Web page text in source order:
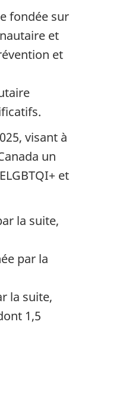
fondée sur
et
et
visant à
un
et
la suite,
par la
la suite,
1,5